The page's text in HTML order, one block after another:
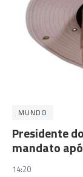
MUNDO
Presidente
mandato
14:20